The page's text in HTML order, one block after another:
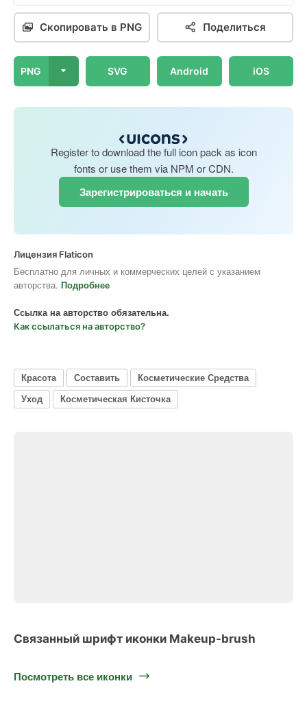
Скопировать в PNG Поделиться
PNG SVG Android iOS
Register to download the full icon pack as icon
fonts or use them via NPM or CDN.
Зарегистрироваться и начать
Лицензия Flaticon
Бесплатно для личных и коммерческих целей с указанием
авторства. Подробнее
Ссылка на авторство обязательна.
Как ссылаться на авторство?
Красота Составить
Косметические Средства
Уход
Косметическая Кисточка
Связанный шрифт иконки Makeup-brush
Посмотреть все иконки